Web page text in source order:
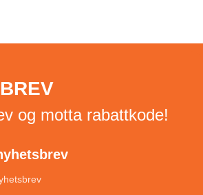
og motta rabattkode!